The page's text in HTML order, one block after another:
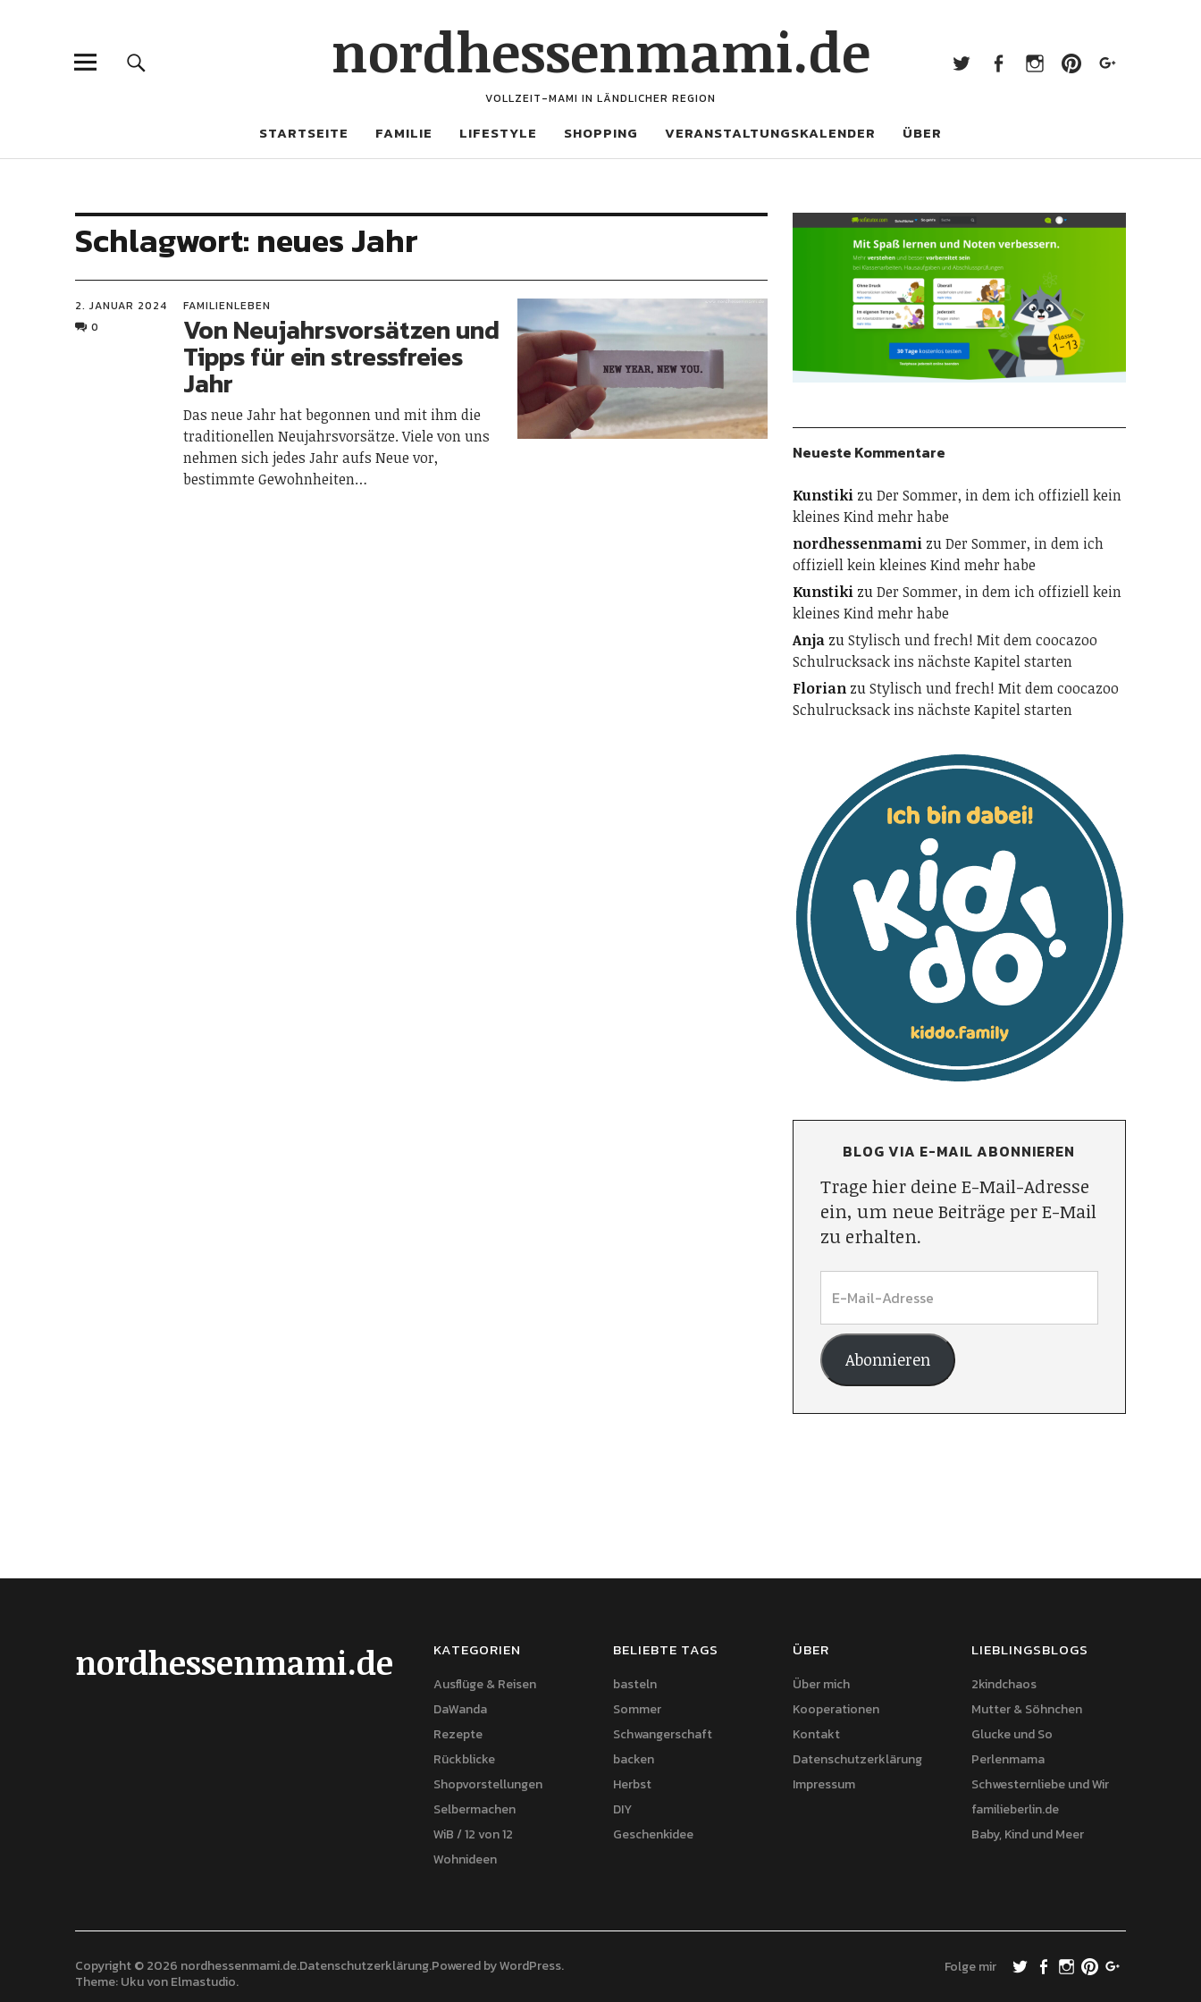
nordhessenmami.de
VOLLZEIT-MAMI IN LÄNDLICHER REGION
STARTSEITE FAMILIE LIFESTYLE SHOPPING VERANSTALTUNGSKALENDER ÜBER
Schlagwort: neues Jahr
2. JANUAR 2024
0
FAMILIENLEBEN
Von Neujahrsvorsätzen und
Tipps für ein stressfreies
Jahr
Das neue Jahr hat begonnen und mit ihm die
traditionellen Neujahrsvorsätze. Viele von uns
nehmen sich jedes Jahr aufs Neue vor,
bestimmte Gewohnheiten…
Neueste Kommentare
KunstikizuDer Sommer, in dem ich offiziell kein
kleines Kind mehr habe
nordhessenmamizuDer Sommer, in dem ich
offiziell kein kleines Kind mehr habe
KunstikizuDer Sommer, in dem ich offiziell kein
kleines Kind mehr habe
AnjazuStylisch und frech! Mit dem coocazoo
Schulrucksack ins nächste Kapitel starten
FlorianzuStylisch und frech! Mit dem coocazoo
Schulrucksack ins nächste Kapitel starten
BLOG VIA E-MAIL ABONNIEREN
Trage hier deine E-Mail-Adresse
ein, um neue Beiträge per E-Mail
zu erhalten.
Abonnieren
nordhessenmami.de KATEGORIEN
Ausflüge & Reisen
DaWanda
Rezepte
Rückblicke
Shopvorstellungen
Selbermachen
WiB / 12 von 12
Wohnideen
BELIEBTE TAGS
basteln
Sommer
Schwangerschaft
backen
Herbst
DIY
Geschenkidee
ÜBER
Über mich
Kooperationen
Kontakt
Datenschutzerklärung
Impressum
LIEBLINGSBLOGS
2kindchaos
Mutter & Söhnchen
Glucke und So
Perlenmama
Schwesternliebe und Wir
familieberlin.de
Baby, Kind und Meer
Copyright © 2026 nordhessenmami.deDatenschutzerklärungPowered byWordPress
Theme: Uku vonElmastudio
Folge mir